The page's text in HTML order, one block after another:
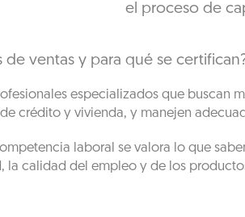
el proceso de
ventas y para qué se
especializados que
crédito y vivienda, y manejen
laboral se valora lo que
calidad del empleo y de los